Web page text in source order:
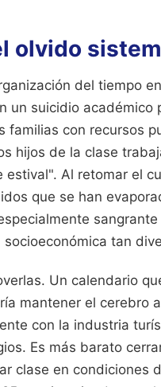
olvido
del tiempo
un suicidio académico
familias con recursos
hijos de la clase
Al retomar el
que se han
tan
Un calendario
mantener el cerebro
con la industria
Es más barato
clase en condiciones